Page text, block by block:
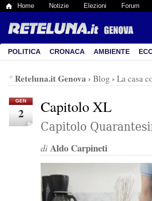
Home Notizie Elezioni Forum
POLITICA CRONACA AMBIENTE
Reteluna.it Genova › Blog › La casa
GEN
2 Capitolo XL
Capitolo
di Aldo Carpineti